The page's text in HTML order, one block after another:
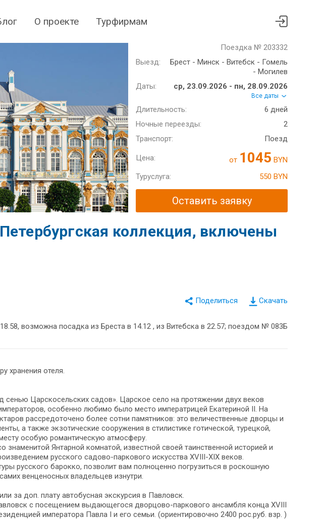
О проекте Турфирмам
Поездка № 203332
Выезд:
Брест - Минск - Витебск - Гомель
- Могилев
Даты:
ср, 23.09.2026 - пн, 28.09.2026
Все даты
Длительность:
6 дней
Ночные переезды:
2
Транспорт:
Поезд
Цена: от 1045 BYN
Туруслуга:
550 BYN
Оставить заявку
коллекция, включены
Скачать
возможна посадка из Бреста в 14.12 , из Витебска в 22.57; поездом № 083Б
хранения отеля.
сенью Царскосельских садов». Царское село на протяжении двух веков
особенно любимо было место императрицей Екатериной II. На
рассредоточено более сотни памятников: это величественные дворцы и
а также экзотические сооружения в стилистике готической, турецкой,
особую романтическую атмосферу.
знаменитой Янтарной комнатой, известной своей таинственной историей и
русского садово-паркового искусства XVIII-XIX веков.
русского барокко, позволит вам полноценно погрузиться в роскошную
венценосных владельцев изнутри.
за доп. плату автобусная экскурсия в Павловск.
с посещением выдающегося дворцово-паркового ансамбля конца XVIII
императора Павла I и его семьи. (ориентировочно 2400 рос.руб. взр. )